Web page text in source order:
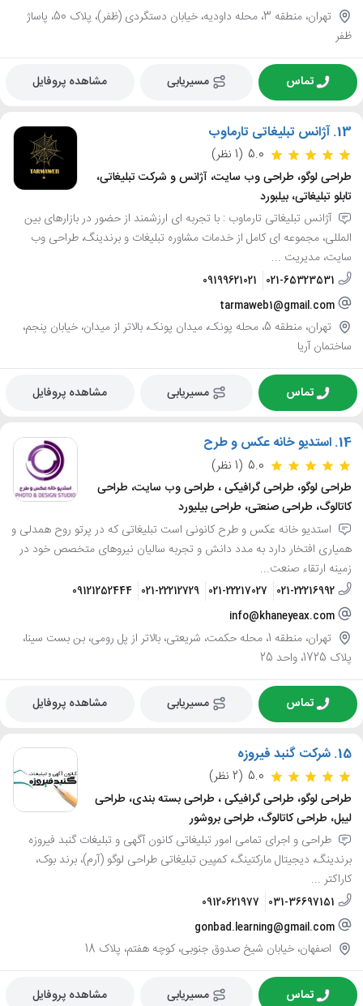
تهران، منطقه 3، محله داودیه، خیابان دستگردی (ظفر)، پلاک 50، پاساژ
ظفر
تماس مسیریابی مشاهده پروفایل
13. آژانس تبلیغاتی تارماوب
5.0 (1 نظر)
طراحی لوگو، طراحی وب سایت، آژانس و شرکت تبلیغاتی،
تابلو تبلیغاتی، بیلبورد
آژانس تبلیغاتی تارماوب : با تجربه ای ارزشمند از حضور در بازارهای بین
المللی، مجموعه ای کامل از خدمات مشاوره تبلیغات و برندینگ، طراحی وب
سایت، مدیریت ...
021-65323531
09199621021
tarmaweb1@gmail.com
تهران، منطقه 5، محله پونک، میدان پونک، بالاتر از میدان، خیابان پنجم،
ساختمان آریا
تماس مسیریابی مشاهده پروفایل
14. استدیو خانه عکس و طرح
5.0 (1 نظر)
طراحی لوگو، طراحی گرافیکی ، طراحی وب سایت، طراحی
کاتالوگ، طراحی صنعتی، طراحی بیلیورد
استدیو خانه عکس و طرح کانونی است تبلیغاتی که در پرتو روح همدلی و
همیاری افتخار دارد به مدد دانش و تجربه سالیان نیروهای متخصص خود در
زمینه ارتقاء صنعت...
021-22216992
021-22217027
021-22212729
09121252444
info@khaneyeax.com
تهران، منطقه 1، محله حکمت، شریعتی، بالاتر از پل رومی، بن بست سینا،
پلاک 1725، واحد 25
تماس مسیریابی مشاهده پروفایل
15. شرکت گنبد فیروزه
5.0 (2 نظر)
طراحی لوگو، طراحی گرافیکی ، طراحی بسته بندی، طراحی
لیبل، طراحی کاتالوگ، طراحی بروشور
طراحی و اجرای تمامی امور تبلیغاتی کانون آگهی و تبلیغات گنبد فیروزه
برندینگ، دیجیتال مارکتینگ، کمپین تبلیغاتی طراحی لوگو (آرم)، برند بوک،
کاراکتر ...
031-36697151
09120621977
gonbad.learning@gmail.com
اصفهان، خیابان شیخ صدوق جنوبی، کوچه هفتم، پلاک 18
تماس مسیریابی مشاهده پروفایل